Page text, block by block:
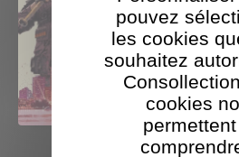
pouvez
les cookies
souhaitez
cookies